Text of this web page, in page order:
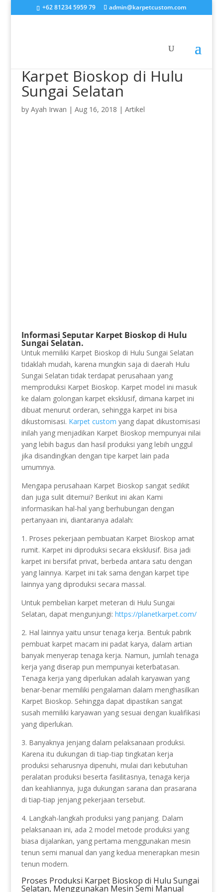
+62 81234 5959 79 admin@karpetcustom.com
Karpet Bioskop di Hulu
Sungai Selatan
by Ayah Irwan | Aug 16, 2018 | Artikel
Informasi Seputar Karpet Bioskop di Hulu
Sungai Selatan.
Untuk memiliki Karpet Bioskop di Hulu Sungai Selatan
tidaklah mudah, karena mungkin saja di daerah Hulu
Sungai Selatan tidak terdapat perusahaan yang
memproduksi Karpet Bioskop. Karpet model ini masuk
ke dalam golongan karpet eksklusif, dimana karpet ini
dibuat menurut orderan, sehingga karpet ini bisa
dikustomisasi. Karpet custom yang dapat dikustomisasi
inilah yang menjadikan Karpet Bioskop mempunyai nilai
yang lebih bagus dan hasil produksi yang lebih unggul
jika disandingkan dengan tipe karpet lain pada
umumnya.
Mengapa perusahaan Karpet Bioskop sangat sedikit
dan juga sulit ditemui? Berikut ini akan Kami
informasikan hal-hal yang berhubungan dengan
pertanyaan ini, diantaranya adalah:
1. Proses pekerjaan pembuatan Karpet Bioskop amat
rumit. Karpet ini diproduksi secara eksklusif. Bisa jadi
karpet ini bersifat privat, berbeda antara satu dengan
yang lainnya. Karpet ini tak sama dengan karpet tipe
lainnya yang diproduksi secara massal.
Untuk pembelian karpet meteran di Hulu Sungai
Selatan, dapat mengunjungi: https://planetkarpet.com/
2. Hal lainnya yaitu unsur tenaga kerja. Bentuk pabrik
pembuat karpet macam ini padat karya, dalam artian
banyak menyerap tenaga kerja. Namun, jumlah tenaga
kerja yang diserap pun mempunyai keterbatasan.
Tenaga kerja yang diperlukan adalah karyawan yang
benar-benar memiliki pengalaman dalam menghasilkan
Karpet Bioskop. Sehingga dapat dipastikan sangat
susah memiliki karyawan yang sesuai dengan kualifikasi
yang diperlukan.
3. Banyaknya jenjang dalam pelaksanaan produksi.
Karena itu dukungan di tiap-tiap tingkatan kerja
produksi seharusnya dipenuhi, mulai dari kebutuhan
peralatan produksi beserta fasilitasnya, tenaga kerja
dan keahliannya, juga dukungan sarana dan prasarana
di tiap-tiap jenjang pekerjaan tersebut.
4. Langkah-langkah produksi yang panjang. Dalam
pelaksanaan ini, ada 2 model metode produksi yang
biasa dijalankan, yang pertama menggunakan mesin
tenun semi manual dan yang kedua menerapkan mesin
tenun modern.
Proses Produksi Karpet Bioskop di Hulu Sungai
Selatan, Menggunakan Mesin Semi Manual